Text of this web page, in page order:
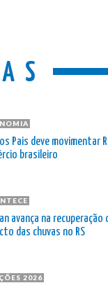
Pais deve movimentar
brasileiro
avança na
das chuvas no RS
2026